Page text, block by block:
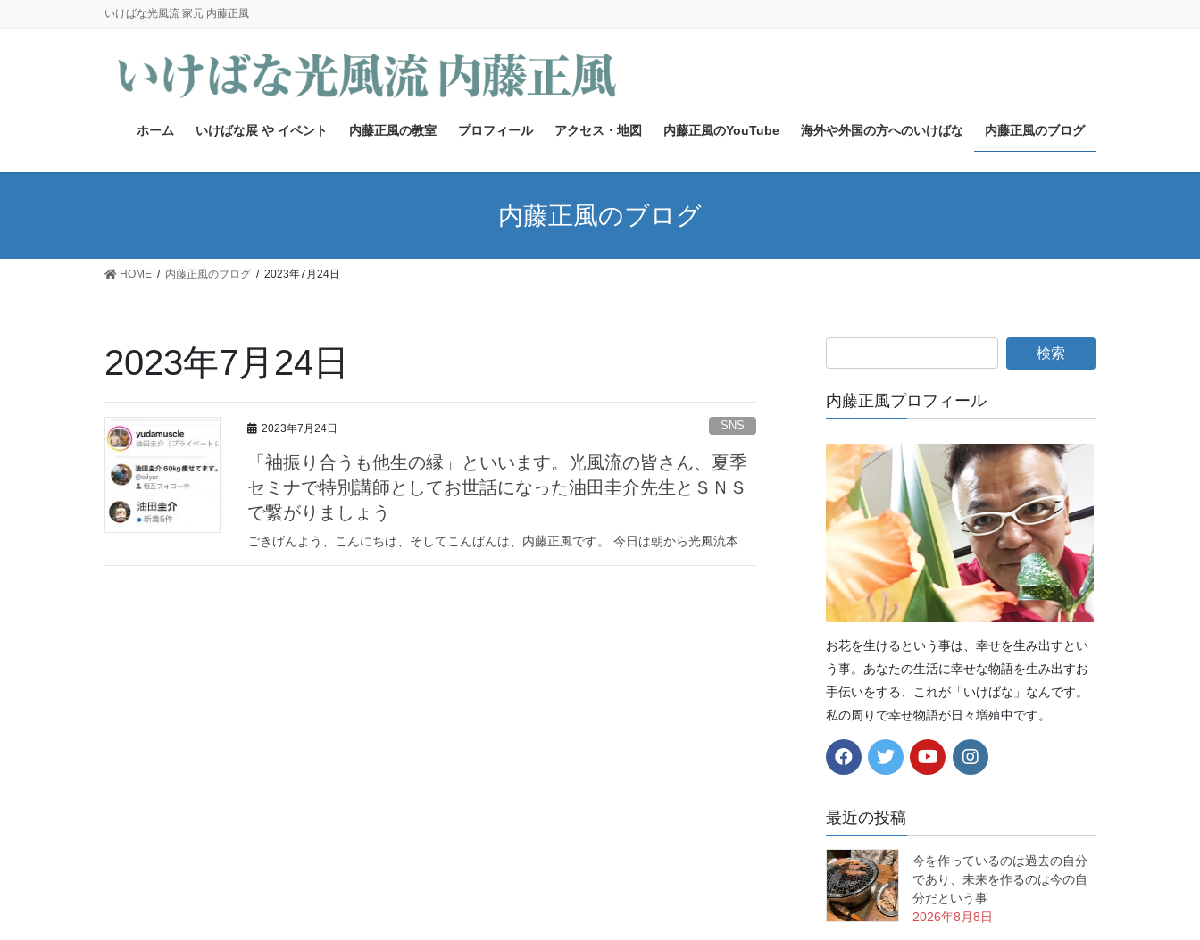
いけばな光風流 家元 内藤正風
ホーム いけばな展 や イベント 内藤正風の教室 プロフィール アクセス・地図 内藤正風のYouTube 海外や外国の方へのいけばな 内藤正風のブログ
内藤正風のブログ
HOME 内藤正風のブログ 2023年7月24日
2023年7月24日
2023年7月24日 SNS
「袖振り合うも他生の縁」といいます。光風流の皆さん、夏季
セミナで特別講師としてお世話になった油田圭介先生とＳＮＳ
で繋がりましょう
ごきげんよう、こんにちは、そしてこんばんは、内藤正風です。 今日は朝から光風流本 …
内藤正風プロフィール
お花を生けるという事は、幸せを生み出すとい
う事。あなたの生活に幸せな物語を生み出すお
手伝いをする、これが「いけばな」なんです。
私の周りで幸せ物語が日々増殖中です。
最近の投稿
今を作っているのは過去の自分
であり、未来を作るのは今の自
分だという事
2026年8月8日